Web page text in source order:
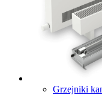
Grzejniki